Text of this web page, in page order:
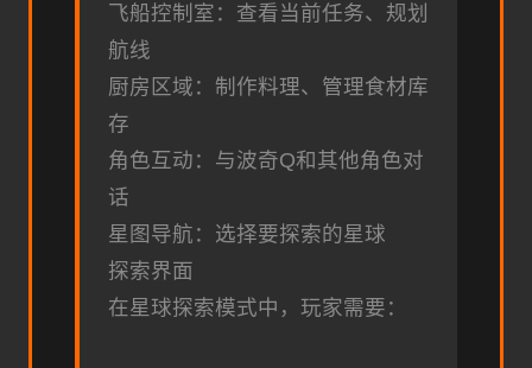
飞船控制室：查看当前任务、规划
航线
厨房区域：制作料理、管理食材库
存
角色互动：与波奇Q和其他角色对
话
星图导航：选择要探索的星球
探索界面
在星球探索模式中，玩家需要：